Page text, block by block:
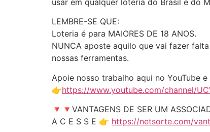
LEMBRE-SE QUE:
Loteria é para MAIORES DE 18 ANOS.
NUNCA aposte aquilo que vai fazer
nossas ferramentas.
Apoie nosso trabalho aqui no YouTube
👉https://www.youtube.com/channel/
🔻🔻VANTAGENS DE SER UM
A C E S S E 👉 https://netsorte.com/